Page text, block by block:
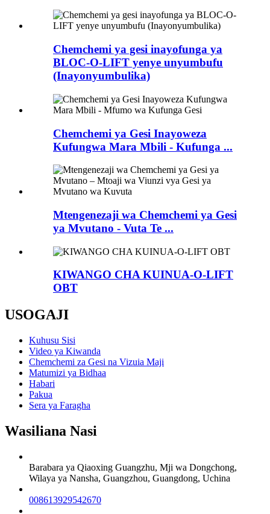
Chemchemi ya gesi inayofunga ya
BLOC-O-LIFT yenye unyumbufu
(Inayonyumbulika)
Chemchemi ya Gesi Inayoweza
Kufungwa Mara Mbili - Kufunga ...
Mtengenezaji wa Chemchemi ya Gesi
ya Mvutano - Vuta Te ...
KIWANGO CHA KUINUA-O-LIFT
OBT
USOGAJI
Kuhusu Sisi
Video ya Kiwanda
Chemchemi za Gesi na Vizuia Maji
Matumizi ya Bidhaa
Habari
Pakua
Sera ya Faragha
Wasiliana Nasi
Barabara ya Qiaoxing Guangzhu, Mji wa Dongchong,
Wilaya ya Nansha, Guangzhou, Guangdong, Uchina
008613929542670